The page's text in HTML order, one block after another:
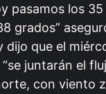
pasamos los
grados”
dijo que el
juntarán el
con viento